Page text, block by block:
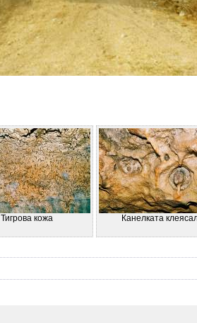
Тигрова кожа Канелката